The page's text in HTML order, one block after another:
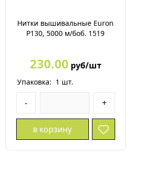
Нитки вышивальные Euron
P130, 5000 м/боб. 1519
230.00 руб/шт
Упаковка: 1 шт.
- +
в корзину